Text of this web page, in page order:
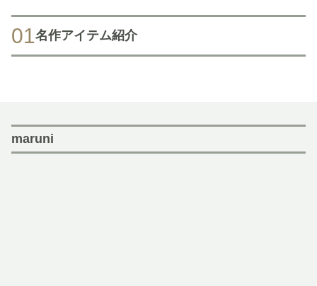
01名作アイテム紹介
maruni